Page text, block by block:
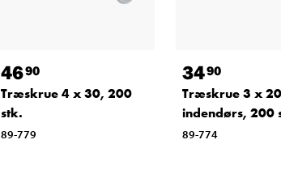
4690
Træskrue 4 x 30, 200
stk.
89-779
3490
Træskrue 3 x
indendørs, 200
89-774